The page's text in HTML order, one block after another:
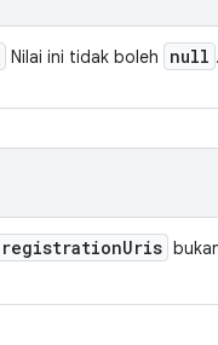
Nilai ini tidak boleh null .
registrationUris